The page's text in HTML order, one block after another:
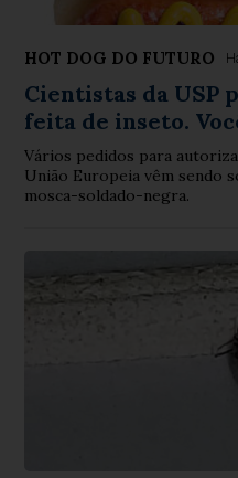
HOT DOG DO FUTURO
Cientistas da USP
feita de inseto.
Vários pedidos para
União Europeia vêm sendo
mosca-soldado-negra.